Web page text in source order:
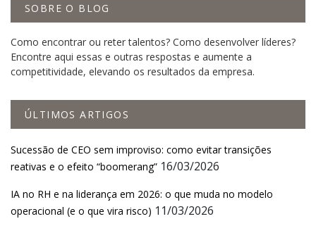
SOBRE O BLOG
Como encontrar ou reter talentos? Como desenvolver líderes?
Encontre aqui essas e outras respostas e aumente a
competitividade, elevando os resultados da empresa.
ÚLTIMOS ARTIGOS
Sucessão de CEO sem improviso: como evitar transições
reativas e o efeito “boomerang” 16/03/2026
IA no RH e na liderança em 2026: o que muda no modelo
operacional (e o que vira risco) 11/03/2026